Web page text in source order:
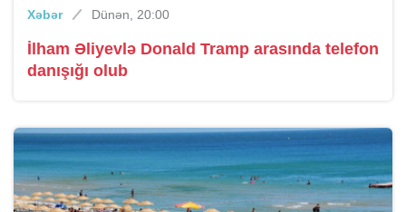
Xəbər Dünən, 20:00
İlham Əliyevlə Donald Tramp arasında telefon
danışığı olub